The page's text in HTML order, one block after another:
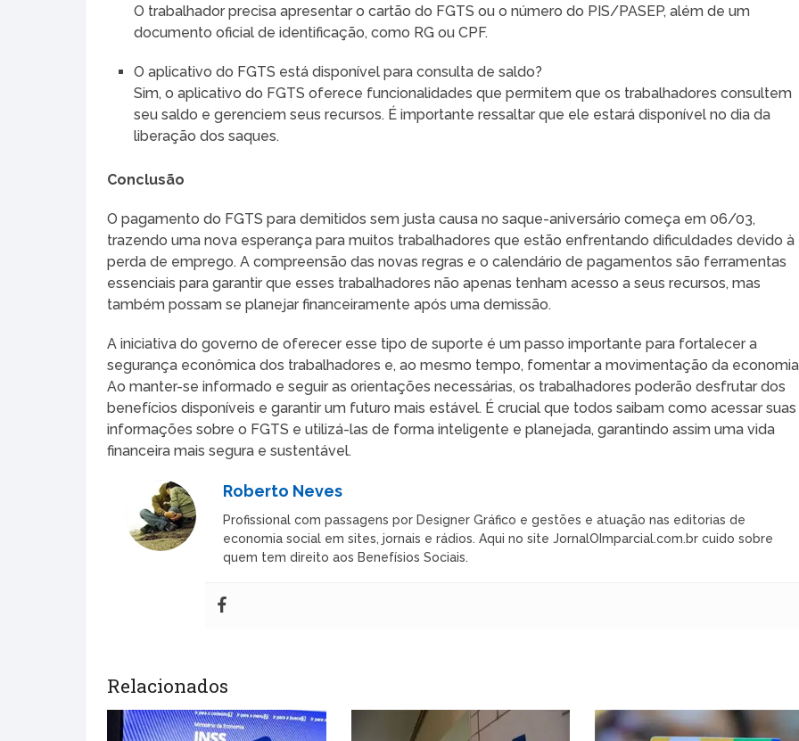
O trabalhador precisa apresentar o cartão do FGTS ou o número do PIS/PASEP, além de um
documento oficial de identificação, como RG ou CPF.
O aplicativo do FGTS está disponível para consulta de saldo?
Sim, o aplicativo do FGTS oferece funcionalidades que permitem que os trabalhadores consultem
seu saldo e gerenciem seus recursos. É importante ressaltar que ele estará disponível no dia da
liberação dos saques.
Conclusão
O pagamento do FGTS para demitidos sem justa causa no saque-aniversário começa em 06/03,
trazendo uma nova esperança para muitos trabalhadores que estão enfrentando dificuldades devido à
perda de emprego. A compreensão das novas regras e o calendário de pagamentos são ferramentas
essenciais para garantir que esses trabalhadores não apenas tenham acesso a seus recursos, mas
também possam se planejar financeiramente após uma demissão.
A iniciativa do governo de oferecer esse tipo de suporte é um passo importante para fortalecer a
segurança econômica dos trabalhadores e, ao mesmo tempo, fomentar a movimentação da
Ao manter-se informado e seguir as orientações necessárias, os trabalhadores poderão desfrutar dos
benefícios disponíveis e garantir um futuro mais estável. É crucial que todos saibam como acessar suas
informações sobre o FGTS e utilizá-las de forma inteligente e planejada, garantindo assim uma vida
financeira mais segura e sustentável.
Roberto Neves
Profissional com passagens por Designer Gráfico e gestões e atuação nas editorias de
economia social em sites, jornais e rádios. Aqui no site JornalOImparcial.com.br cuido sobre
quem tem direito aos Benefísios Sociais.
Relacionados